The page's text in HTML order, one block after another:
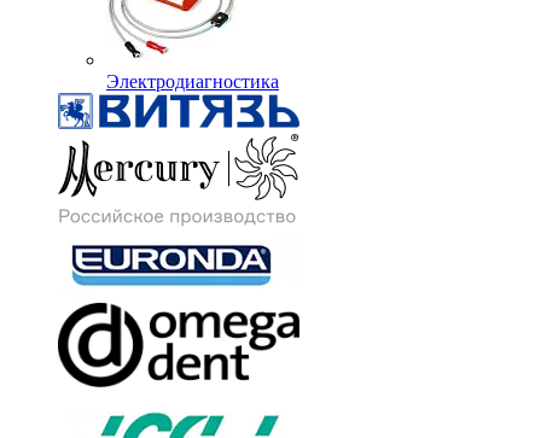
Электродиагностика